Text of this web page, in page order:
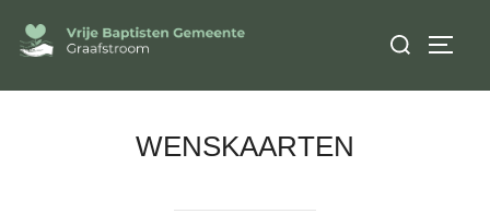
WENSKAARTEN